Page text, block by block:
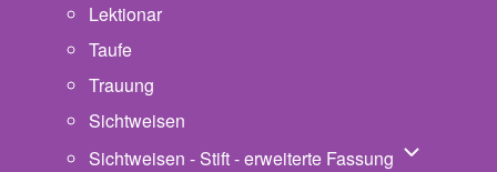
Lektionar
Taufe
Trauung
Sichtweisen
Sichtweisen - Stift - erweiterte Fassung